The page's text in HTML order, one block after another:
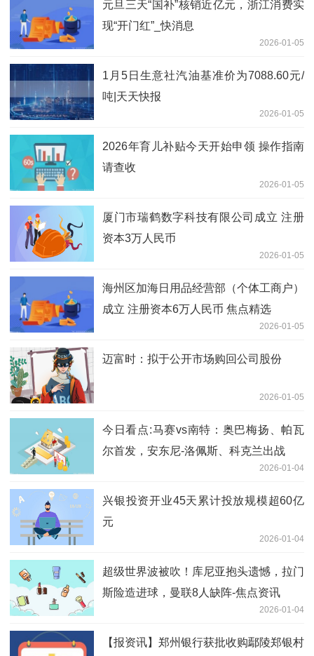
元旦三天“国补”核销近亿元，浙江消费实
现“开门红”_快消息
2026-01-05
1月5日生意社汽油基准价为7088.60元/
吨|天天快报
2026-01-05
2026年育儿补贴今天开始申领 操作指南
请查收
2026-01-05
厦门市瑞鹤数字科技有限公司成立 注册
资本3万人民币
2026-01-05
海州区加海日用品经营部（个体工商户）
成立 注册资本6万人民币 焦点精选
2026-01-05
迈富时：拟于公开市场购回公司股份
2026-01-05
今日看点:马赛vs南特：奥巴梅扬、帕瓦
尔首发，安东尼-洛佩斯、科克兰出战
2026-01-04
兴银投资开业45天累计投放规模超60亿
元
2026-01-04
超级世界波被吹！库尼亚抱头遗憾，拉门
斯险造进球，曼联8人缺阵-焦点资讯
2026-01-04
【报资讯】郑州银行获批收购鄢陵郑银村